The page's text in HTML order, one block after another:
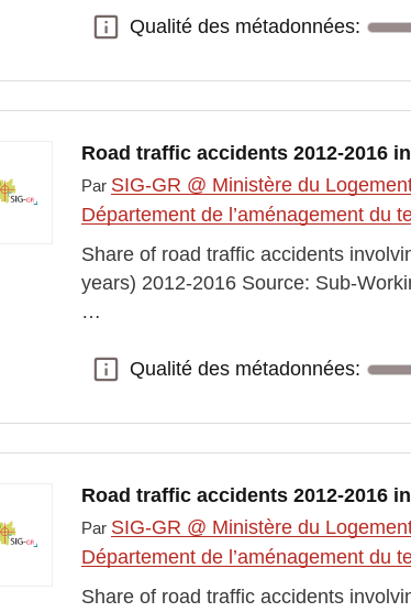
Qualité des métadonnées:
Qualité des métadonnées:
Road traffic accidents 2012-2016
Par SIG-GR @ Ministère du
Département de l’aménagement du
Share of road traffic accidents
years) 2012-2016 Source: Sub-
…
Qualité des métadonnées:
Qualité des métadonnées:
Road traffic accidents 2012-2016
Par SIG-GR @ Ministère du
Département de l’aménagement du
Share of road traffic accidents